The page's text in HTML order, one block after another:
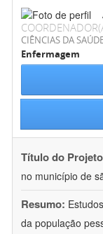
CIÊNCIAS DA
Enfermagem
Título do
no município de
Resumo:
da população